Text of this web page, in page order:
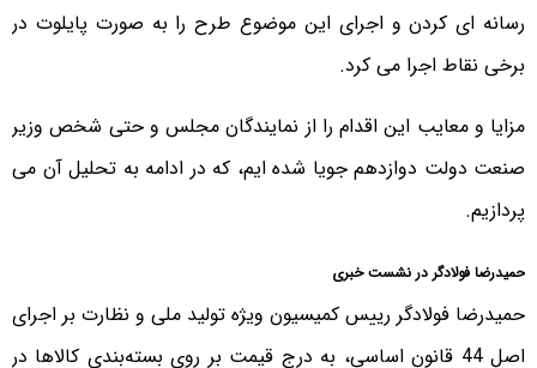
رسانه ای کردن و اجرای این موضوع طرح را به صورت پایلوت در
برخی نقاط اجرا می کرد.
مزایا و معایب این اقدام را از نمایندگان مجلس و حتی شخص وزیر
صنعت دولت دوازدهم جویا شده ایم، که در ادامه به تحلیل آن می
پردازیم.
حمیدرضا فولادگر در نشست خبری
حمیدرضا فولادگر رییس کمیسیون ویژه تولید ملی و نظارت بر اجرای
اصل 44 قانون اساسی، به درج قیمت بر روی بسته‌بندی کالاها در